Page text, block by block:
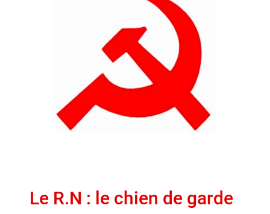
Le R.N : le chien de garde